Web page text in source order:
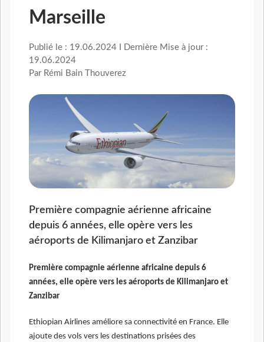
Marseille
Publié le : 19.06.2024 I Dernière Mise à jour :
19.06.2024
Par Rémi Bain Thouverez
Première compagnie aérienne africaine
depuis 6 années, elle opère vers les
aéroports de Kilimanjaro et Zanzibar
Première compagnie aérienne africaine depuis 6
années, elle opère vers les aéroports de Kilimanjaro et
Zanzibar
Ethiopian Airlines améliore sa connectivité en France. Elle
ajoute des vols vers les destinations prisées des